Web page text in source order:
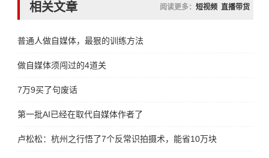
相关文章 阅读更多： 短视频 直播带货
普通人做自媒体，最狠的训练方法
做自媒体须闯过的4道关
7万9买了句废话
第一批AI已经在取代自媒体作者了
卢松松：杭州之行悟了7个反常识拍摄术，能省10万块